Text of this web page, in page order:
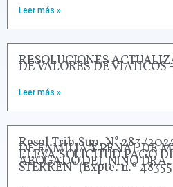
Leer más »
RESOLUCIONES
DE VALORES DE VIATICOS
Leer más »
Resol.Trib.Sup. N° 283 /
DE FAMILIA Y PENAL DE
ELEVA SOLICITUD PAGO
ABOGADO DEL NIÑO
STERREN” (Expte. n.º